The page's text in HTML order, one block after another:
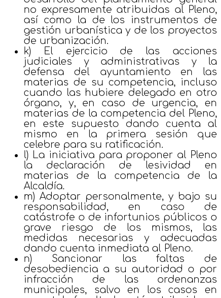
no expresamente atribuidas al Pleno,
así como la de los instrumentos de
gestión urbanística y de los proyectos
de urbanización.
k) El ejercicio de las acciones
judiciales y administrativas y la
defensa del ayuntamiento en las
materias de su competencia, incluso
cuando las hubiere delegado en otro
órgano, y, en caso de urgencia, en
materias de la competencia del Pleno,
en este supuesto dando cuenta al
mismo en la primera sesión que
celebre para su ratificación.
l) La iniciativa para proponer al Pleno
la declaración de lesividad en
materias de la competencia de la
Alcaldía.
m) Adoptar personalmente, y bajo su
responsabilidad, en caso de
catástrofe o de infortunios públicos o
grave riesgo de los mismos, las
medidas necesarias y adecuadas
dando cuenta inmediata al Pleno.
n) Sancionar las faltas de
desobediencia a su autoridad o por
infracción de las ordenanzas
municipales, salvo en los casos en